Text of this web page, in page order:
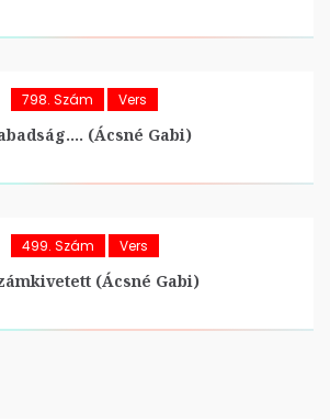
798. Szám Vers
(Ácsné Gabi)
499. Szám Vers
(Ácsné Gabi)